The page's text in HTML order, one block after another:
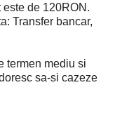
de 120RON.
Transfer bancar,
termen mediu si
sa-si cazeze